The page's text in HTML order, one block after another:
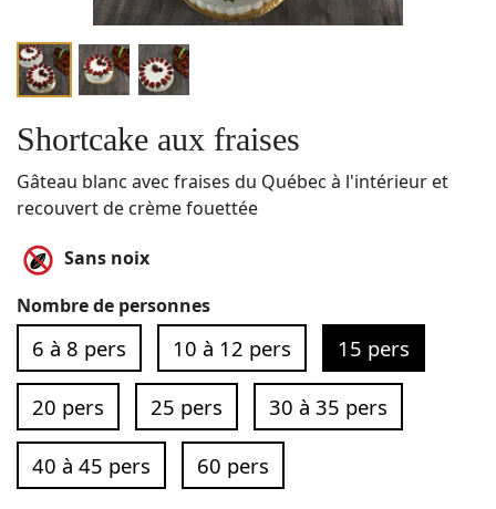
Shortcake aux fraises
Gâteau blanc avec fraises du Québec à l'intérieur et
recouvert de crème fouettée
Sans noix
Nombre de personnes
6 à 8 pers 10 à 12 pers 15 pers
20 pers 25 pers 30 à 35 pers
40 à 45 pers 60 pers